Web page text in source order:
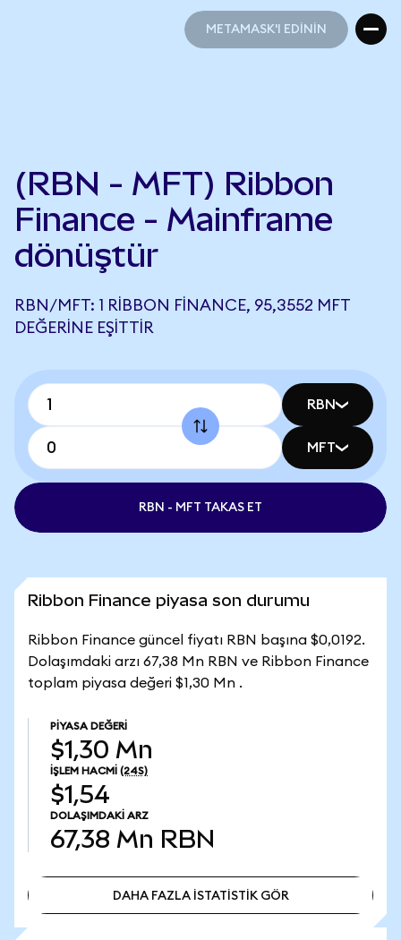
METAMASK'I EDİNİN
(RBN - MFT) Ribbon
Finance - Mainframe
dönüştür
RBN/MFT: 1 RIBBON FINANCE, 95,3552 MFT
DEĞERINE EŞITTIR
RBN
MFT
RBN - MFT TAKAS ET
Ribbon Finance piyasa son durumu
Ribbon Finance güncel fiyatı RBN başına $0,0192.
Dolaşımdaki arzı 67,38 Mn RBN ve Ribbon Finance
toplam piyasa değeri $1,30 Mn .
PIYASA DEĞERI
$1,30 Mn
İŞLEM HACMI (24S)
$1,54
DOLAŞIMDAKI ARZ
67,38 Mn RBN
DAHA FAZLA İSTATİSTİK GÖR